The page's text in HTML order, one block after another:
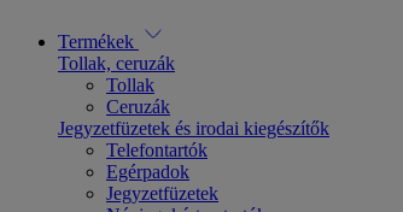
Termékek
Tollak, ceruzák
Tollak
Ceruzák
Jegyzetfüzetek és irodai kiegészítők
Telefontartók
Egérpadok
Jegyzetfüzetek